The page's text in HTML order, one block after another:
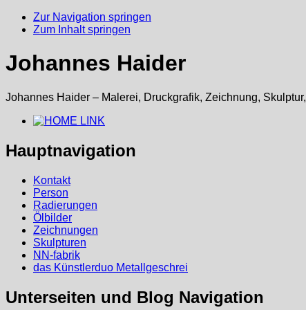
Zur Navigation springen
Zum Inhalt springen
Johannes Haider
Johannes Haider – Malerei, Druckgrafik, Zeichnung, Skulptur,
Hauptnavigation
Kontakt
Person
Radierungen
Ölbilder
Zeichnungen
Skulpturen
NN-fabrik
das Künstlerduo Metallgeschrei
Unterseiten und Blog Navigation